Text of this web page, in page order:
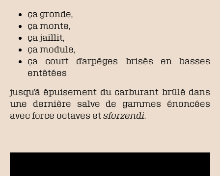
ça gronde,
ça monte,
ça jaillit,
ça module,
ça court d’arpèges brisés en basses
entêtées
jusqu’à épuisement du carburant brûlé dans
une dernière salve de gammes énoncées
avec force octaves et sforzendi.